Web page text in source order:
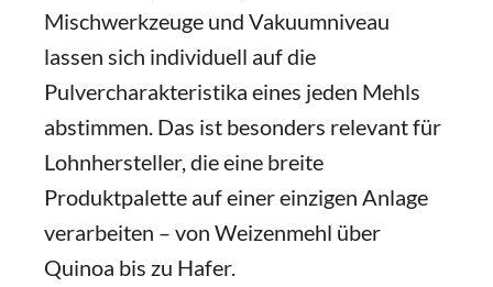
Mischwerkzeuge und Vakuumniveau
lassen sich individuell auf die
Pulvercharakteristika eines jeden Mehls
abstimmen. Das ist besonders relevant für
Lohnhersteller, die eine breite
Produktpalette auf einer einzigen Anlage
verarbeiten – von Weizenmehl über
Quinoa bis zu Hafer.